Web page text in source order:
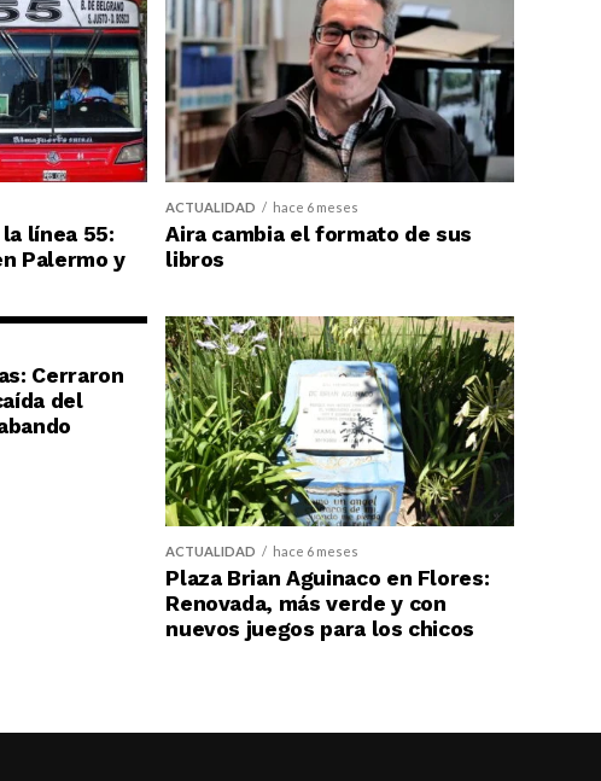
línea 55:
Palermo y
ACTUALIDAD hace 6 meses
Aira cambia el formato de sus
libros
Cerraron
del
ACTUALIDAD hace 6 meses
Plaza Brian Aguinaco en Flores:
Renovada, más verde y con
nuevos juegos para los chicos